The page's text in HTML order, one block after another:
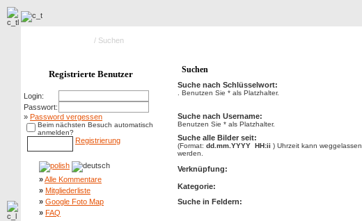
/ Suchen
Registrierte Benutzer
Login:
Passwort:
» Password vergessen
Beim nächsten Besuch automatisch
anmelden?
Registrierung
»Alle Kommentare
» Mitgliederliste
» Google Foto Map
» FAQ
Suchen
Suche nach Schlüsselwort:
. Benutzen Sie * als Platzhalter.
Suche nach Username:
Benutzen Sie * als Platzhalter.
Suche alle Bilder seit:
(Format: dd.mm.YYYY HH:ii ) Uhrzeit kann weggelassen
werden.
Verknüpfung:
Kategorie:
Suche in Feldern: